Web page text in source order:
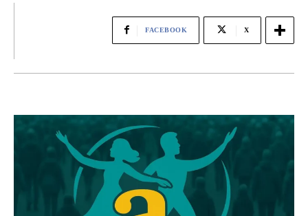
FACEBOOK X